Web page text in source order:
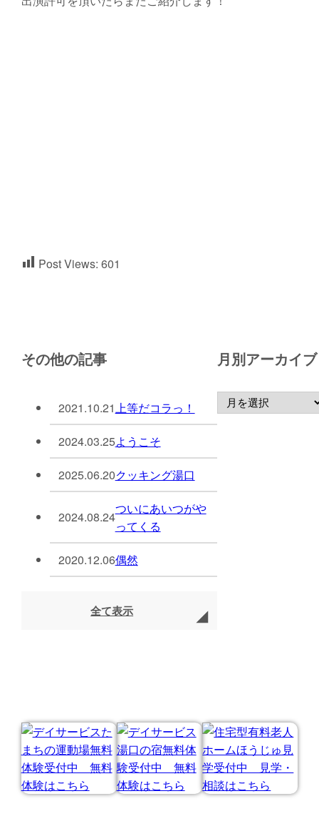
Post Views: 601
その他の記事
2021.10.21上等だコラっ！
2024.03.25ようこそ
2025.06.20クッキング湯口
2024.08.24
ついにあいつがや
ってくる
2020.12.06偶然
全て表示
月別アーカイブ